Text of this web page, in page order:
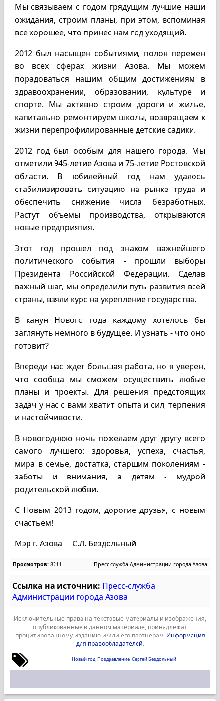
Мы связываем с годом грядущим лучшие наши
ожидания, строим планы, при этом, вспоминая
все хорошее, что принес нам год уходящий.
2012 был насыщен событиями, полон перемен
во всех сферах жизни Азова. Мы можем
порадоваться нашим общим достижениям в
здравоохранении, образовании, культуре и
спорте. Мы активно строим дороги и жилье,
капитально ремонтируем школы, возвращаем к
жизни перепрофилированные детские садики.
2012 год был особым для нашего города. Мы
отметили 945-летие Азова и 75-летие Ростовской
области. В юбилейный год нам удалось
стабилизировать ситуацию на рынке труда и
обеспечить снижение числа безработных.
Растут объемы производства, открываются
новые предприятия.
Этот год прошел под знаком важнейшего
политического события - прошли выборы
Президента Российской Федерации. Сделав
важный шаг, мы определили путь развития всей
страны, взяли курс на укрепление государства.
В канун Нового года каждому хотелось бы
заглянуть немного в будущее. И узнать - что оно
готовит?
Впереди нас ждет большая работа, но я уверен,
что сообща мы сможем осуществить любые
планы и проекты. Для решения предстоящих
задач у нас с вами хватит опыта и сил, терпения
и настойчивости.
В новогоднюю ночь пожелаем друг другу всего
самого лучшего: здоровья, успеха, счастья,
мира в семье, достатка, старшим поколениям -
заботы и внимания, а детям - мудрой
родительской любви.
С Новым 2013 годом, дорогие друзья, с новым
счастьем!
Мэр г. Азова С.Л. Бездольный
Просмотров: 8211 Пресс-служба Администрации города Азова
Ссылка на источник: Пресс-служба
Администрации города Азова
Исключительные права на текстовые материалы и изображения,
опубликованные в данном материале, принадлежат
процитированному изданию и/или его партнерам. Информация
для правообладателей.
Новый год Поздравление Сергей Бездольный